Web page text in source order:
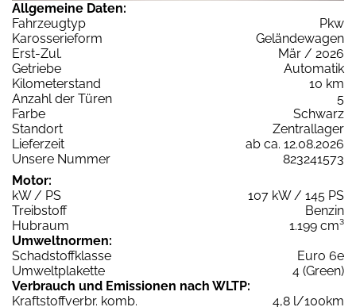
Allgemeine Daten:
Fahrzeugtyp
Pkw
Karosserieform
Geländewagen
Erst-Zul.
Mär / 2026
Getriebe
Automatik
Kilometerstand
10 km
Anzahl der Türen
5
Farbe
Schwarz
Standort
Zentrallager
Lieferzeit
ab ca. 12.08.2026
Unsere Nummer
823241573
Motor:
kW / PS
107 kW / 145 PS
Treibstoff
Benzin
Hubraum
1.199 cm³
Umweltnormen:
Schadstoffklasse
Euro 6e
Umweltplakette
4 (Green)
Verbrauch und Emissionen nach WLTP:
Kraftstoffverbr. komb.
4,8 l/100km